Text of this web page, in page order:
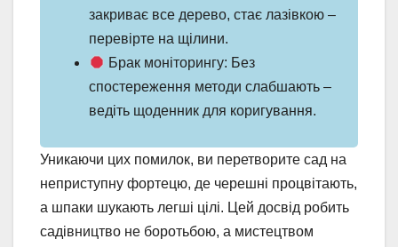
закриває все дерево, стає лазівкою –
перевірте на щілини.
Брак моніторингу: Без
спостереження методи слабшають –
ведіть щоденник для коригування.
Уникаючи цих помилок, ви перетворите сад на
неприступну фортецю, де черешні процвітають,
а шпаки шукають легші цілі. Цей досвід робить
садівництво не боротьбою, а мистецтвом